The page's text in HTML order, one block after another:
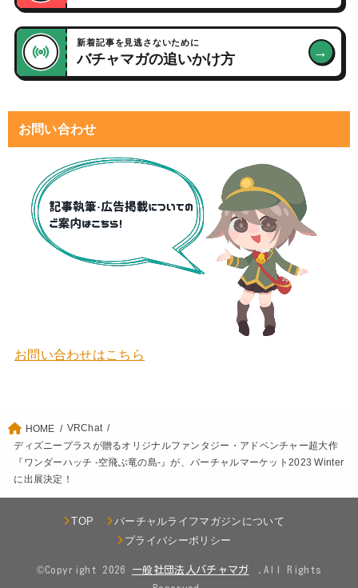
新着記事を見逃さないために
バチャマガの追いかけ方 →
お問い合わせ
お問い合わせはこちら
HOME
VRChat
ディズニープラスが贈るオリジナルファンタジー・アドベンチャー超大作
『ワンダーハッチ -空飛ぶ竜の島-』が、バーチャルマーケット2023 Winter
に出展決定！
TOP
バーチャルライフマガジンについて
プライバシーポリシー
©Copyright 2026
.All Rights